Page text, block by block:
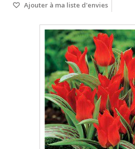
Ajouter à ma liste d'envies